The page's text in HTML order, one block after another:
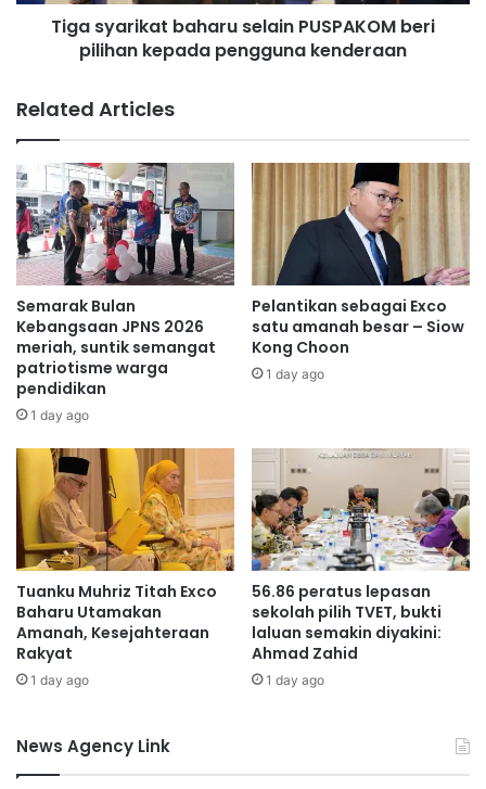
m
a
a
d
a
1
4
a
n
1
5
F
b
r
u
a
i
i
n
i
a
h
a
r
u
s
e
l
a
i
n
P
U
S
A
K
O
M
b
e
r
i
p
i
l
a
n
Tiga syarikat baharu selain PUSPAKOM beri
pilihan kepada pengguna kenderaan
Related Articles
Semarak Bulan
Kebangsaan JPNS 2026
meriah, suntik semangat
patriotisme warga
pendidikan
1 day ago
Pelantikan sebagai Exco
satu amanah besar – Siow
Kong Choon
1 day ago
Tuanku Muhriz Titah Exco
Baharu Utamakan
Amanah, Kesejahteraan
Rakyat
1 day ago
56.86 peratus lepasan
sekolah pilih TVET, bukti
laluan semakin diyakini:
Ahmad Zahid
1 day ago
News Agency Link